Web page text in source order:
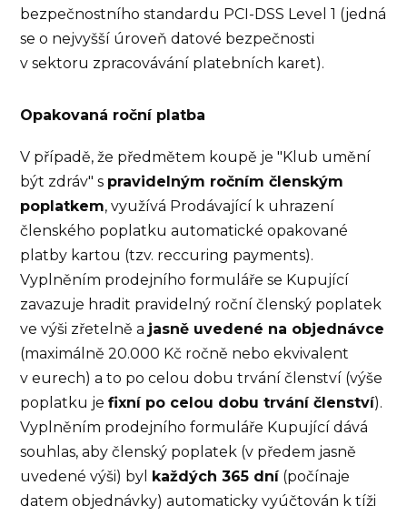
bezpečnostního standardu PCI-DSS Level 1 (jedná
se o nejvyšší úroveň datové bezpečnosti
v sektoru zpracovávání platebních karet).
Opakovaná roční platba
V případě, že předmětem koupě je "Klub umění
být zdráv" s pravidelným ročním členským
poplatkem, využívá Prodávající k uhrazení
členského poplatku automatické opakované
platby kartou (tzv. reccuring payments).
Vyplněním prodejního formuláře se Kupující
zavazuje hradit pravidelný roční členský poplatek
ve výši zřetelně a jasně uvedené na objednávce
(maximálně 20.000 Kč ročně nebo ekvivalent
v eurech) a to po celou dobu trvání členství (výše
poplatku jefixní po celou dobu trvání členství).
Vyplněním prodejního formuláře Kupující dává
souhlas, aby členský poplatek (v předem jasně
uvedené výši) byl
každých 365 dní(počínaje
datem objednávky) automaticky vyúčtován k tíži